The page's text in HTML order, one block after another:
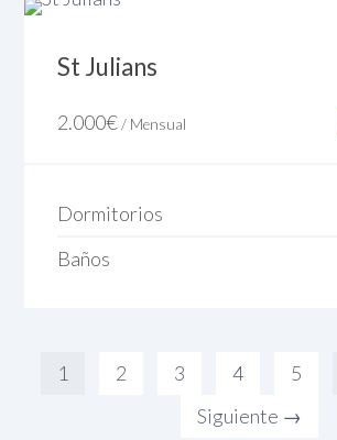
St Julians
2.000€ / Mensual
Dormitorios
Baños
1 2 3 4 5
Siguiente →